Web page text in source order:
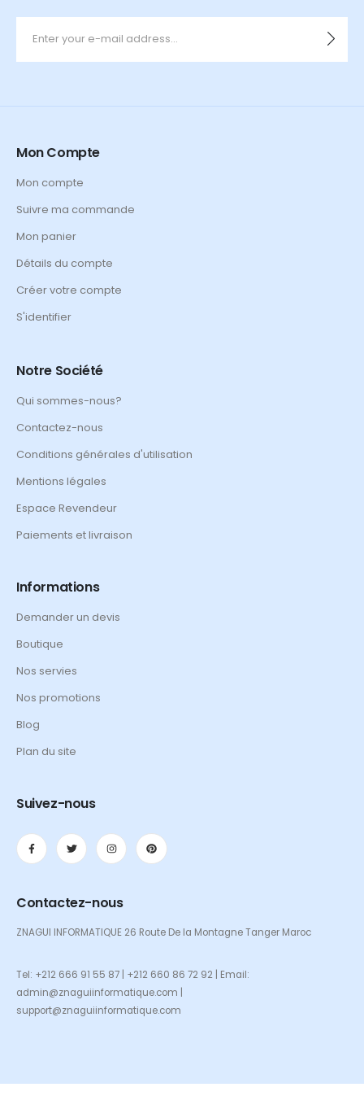
Mon Compte
Mon compte
Suivre ma commande
Mon panier
Détails du compte
Créer votre compte
S'identifier
Notre Société
Qui sommes-nous?
Contactez-nous
Conditions générales d'utilisation
Mentions légales
Espace Revendeur
Paiements et livraison
Informations
Demander un devis
Boutique
Nos servies
Nos promotions
Blog
Plan du site
Suivez-nous
Contactez-nous
ZNAGUI INFORMATIQUE 26 Route De la Montagne Tanger Maroc
Tel: +212 666 91 55 87 | +212 660 86 72 92 | Email:
admin@znaguiinformatique.com |
support@znaguiinformatique.com